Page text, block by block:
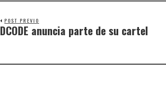
POST PREVIO
DCODE anuncia parte de su cartel